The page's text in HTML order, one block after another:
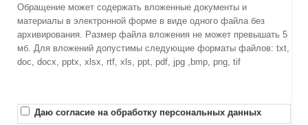
Обращение может содержать вложенные документы и
материалы в электронной форме в виде одного файла без
архивирования. Размер файла вложения не может превышать 5
мб. Для вложений допустимы следующие форматы файлов: txt,
doc, docx, pptx, xlsx, rtf, xls, ppt, pdf, jpg ,bmp, png, tif
Даю согласие на обработку персональных данных